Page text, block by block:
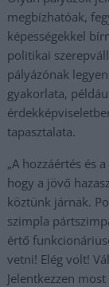
megbízhatóak,
képességekkel
politikai
pályázónak
gyakorlata,
tapasztalata.
„A hozzáértés és
hogy a jövő
köztünk járnak.
szimpla
értő
vetni! Elég volt!
Jelentkezzen